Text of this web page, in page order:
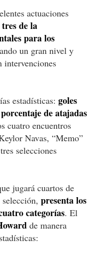
actuaciones
tres de la
para los
un gran nivel y
intervenciones
estadísticas: goles
de atajadas
cuatro encuentros
Navas, “Memo”
selecciones
jugará cuartos de
presenta los
categorías. El
de manera